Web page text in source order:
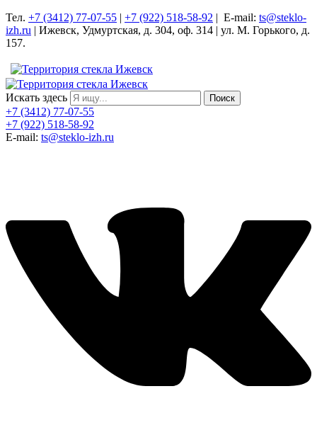
Тел. +7 (3412) 77-07-55 | +7 (922) 518-58-92 | E-mail: ts@steklo-
izh.ru | Ижевск, Удмуртская, д. 304, оф. 314 | ул. М. Горького, д.
157.
Искать здесь Поиск
+7 (3412) 77-07-55
+7 (922) 518-58-92
E-mail: ts@steklo-izh.ru